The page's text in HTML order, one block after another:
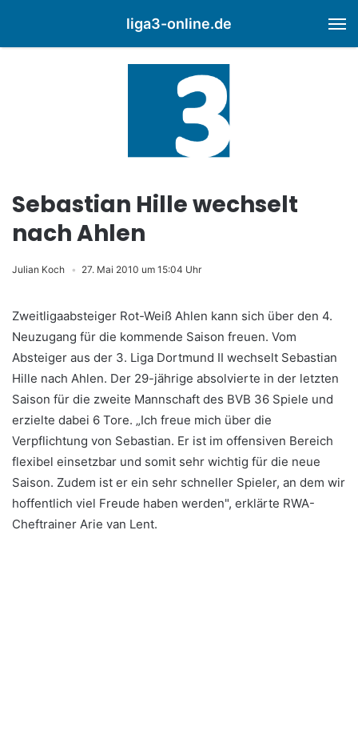
liga3-online.de
Sebastian Hille wechselt
nach Ahlen
Julian Koch 27. Mai 2010 um 15:04 Uhr
Zweitligaabsteiger Rot-Weiß Ahlen kann sich über den 4.
Neuzugang für die kommende Saison freuen. Vom
Absteiger aus der 3. Liga Dortmund II wechselt Sebastian
Hille nach Ahlen. Der 29-jährige absolvierte in der letzten
Saison für die zweite Mannschaft des BVB 36 Spiele und
erzielte dabei 6 Tore. „Ich freue mich über die
Verpflichtung von Sebastian. Er ist im offensiven Bereich
flexibel einsetzbar und somit sehr wichtig für die neue
Saison. Zudem ist er ein sehr schneller Spieler, an dem wir
hoffentlich viel Freude haben werden", erklärte RWA-
Cheftrainer Arie van Lent.